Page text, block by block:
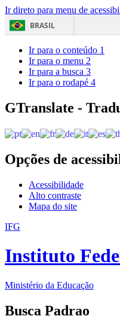
Ir direto para menu de
BRASIL
Ir para o conteúdo 1
Ir para o menu 2
Ir para a busca 3
Ir para o rodapé 4
GTranslate -
Opções de
Acessibilidade
Alto contraste
Mapa do site
IFG
Instituto
Ministério da Educação
Busca Padrao